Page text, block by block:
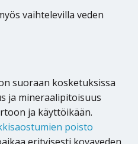
vaihtelevilla veden
suoraan kosketuksissa
ja mineraalipitoisuus
ja käyttöikään.
poisto